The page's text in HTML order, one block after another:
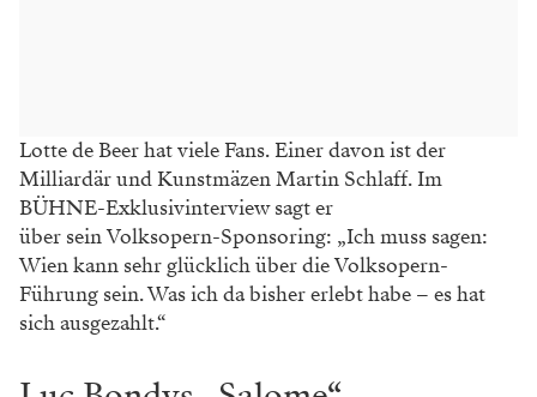
Lotte de Beer hat viele Fans. Einer davon ist der
Milliardär und Kunstmäzen Martin Schlaff. Im
BÜHNE-Exklusivinterview sagt er
über sein Volksopern-Sponsoring: „Ich muss sagen:
Wien kann sehr glücklich über die Volksopern-
Führung sein. Was ich da bisher erlebt habe – es hat
sich ausgezahlt.“